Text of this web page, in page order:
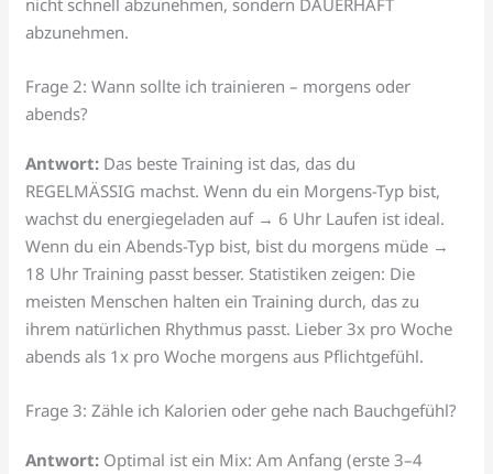
abzunehmen.
Frage 2: Wann sollte ich trainieren – morgens oder
abends?
Antwort: Das beste Training ist das, das du
REGELMÄSSIG machst. Wenn du ein Morgens-Typ bist,
wachst du energiegeladen auf → 6 Uhr Laufen ist ideal.
Wenn du ein Abends-Typ bist, bist du morgens müde →
18 Uhr Training passt besser. Statistiken zeigen: Die
meisten Menschen halten ein Training durch, das zu
ihrem natürlichen Rhythmus passt. Lieber 3x pro Woche
abends als 1x pro Woche morgens aus Pflichtgefühl.
Frage 3: Zähle ich Kalorien oder gehe nach Bauchgefühl?
Antwort: Optimal ist ein Mix: Am Anfang (erste 3–4